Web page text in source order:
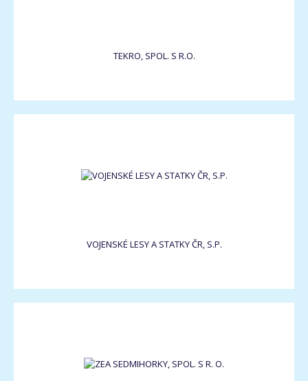
TEKRO, SPOL. S R.O.
VOJENSKÉ LESY A STATKY ČR, S.P.